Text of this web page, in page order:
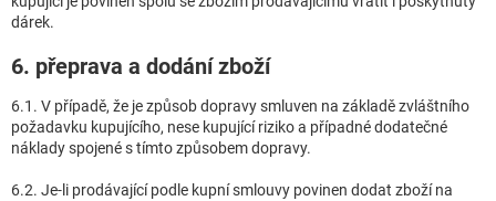
dárek.
6. přeprava a dodání zboží
6.1. V případě, že je způsob dopravy smluven na základě zvláštního
požadavku kupujícího, nese kupující riziko a případné dodatečné
náklady spojené s tímto způsobem dopravy.
6.2. Je-li prodávající podle kupní smlouvy povinen dodat zboží na